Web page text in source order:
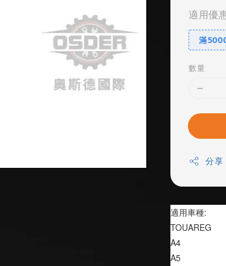
適用優
滿
數量
分享
適用車種:
TOUAREG
A4
A5